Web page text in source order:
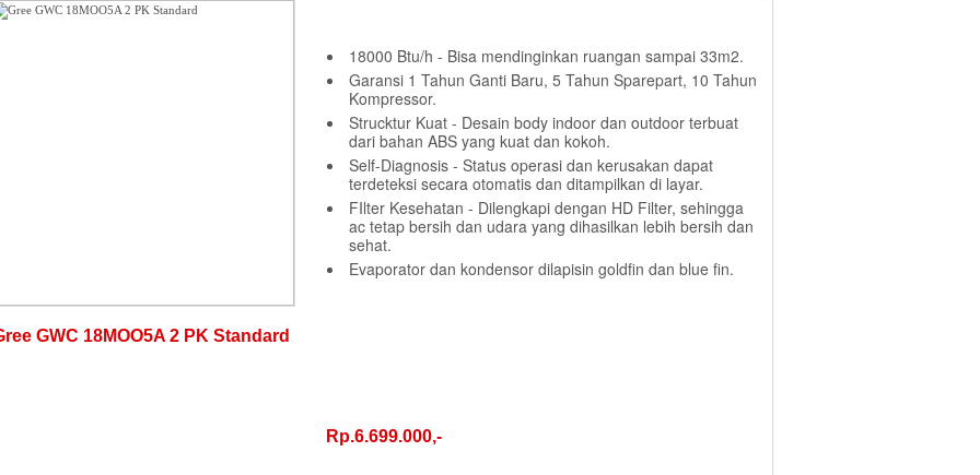
GWC 18MOO5A 2 PK Standard
18000 Btu/h - Bisa mendinginkan ruangan sampai 33m2.
Garansi 1 Tahun Ganti Baru, 5 Tahun Sparepart, 10 Tahun
Kompressor.
Strucktur Kuat - Desain body indoor dan outdoor terbuat
dari bahan ABS yang kuat dan kokoh.
Self-Diagnosis - Status operasi dan kerusakan dapat
terdeteksi secara otomatis dan ditampilkan di layar.
FIlter Kesehatan - Dilengkapi dengan HD Filter, sehingga
ac tetap bersih dan udara yang dihasilkan lebih bersih dan
sehat.
Evaporator dan kondensor dilapisin goldfin dan blue fin.
Rp.6.699.000,-